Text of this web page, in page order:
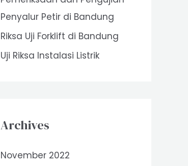
Penyalur Petir di Bandung
Riksa Uji Forklift di Bandung
Uji Riksa Instalasi Listrik
Archives
November 2022